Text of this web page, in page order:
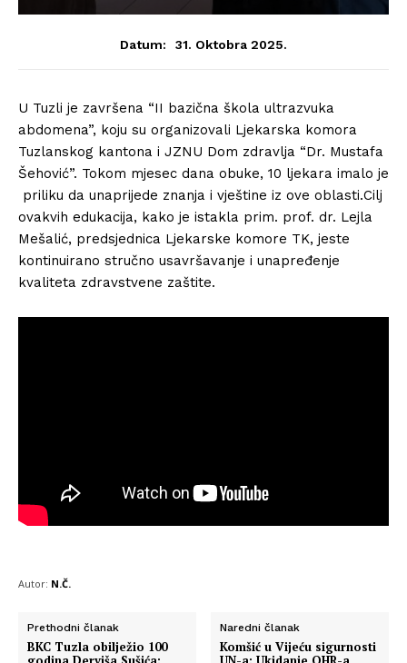
Datum: 31. Oktobra 2025.
U Tuzli je završena “II bazična škola ultrazvuka
abdomena”, koju su organizovali Ljekarska komora
Tuzlanskog kantona i JZNU Dom zdravlja “Dr. Mustafa
Šehović”. Tokom mjesec dana obuke, 10 ljekara imalo je
priliku da unaprijede znanja i vještine iz ove oblasti.Cilj
ovakvih edukacija, kako je istakla prim. prof. dr. Lejla
Mešalić, predsjednica Ljekarske komore TK, jeste
kontinuirano stručno usavršavanje i unapređenje
kvaliteta zdravstvene zaštite.
Autor: N.Č.
Prethodni članak
BKC Tuzla obilježio 100
Naredni članak
Komšić u Vijeću sigurnosti